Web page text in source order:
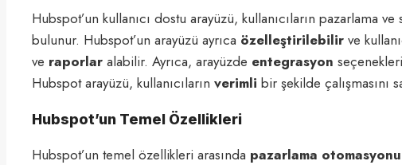
Hubspot’un kullanıcı dostu arayüzü, kullanıcıların pazarlama
bulunur. Hubspot’un arayüzü ayrıca özelleştirilebilir ve
ve raporlar alabilir. Ayrıca, arayüzde entegrasyon
Hubspot arayüzü, kullanıcıların verimli bir şekilde çalışmasını
Hubspot’un Temel Özellikleri
Hubspot’un temel özellikleri arasında pazarlama otomasyonu